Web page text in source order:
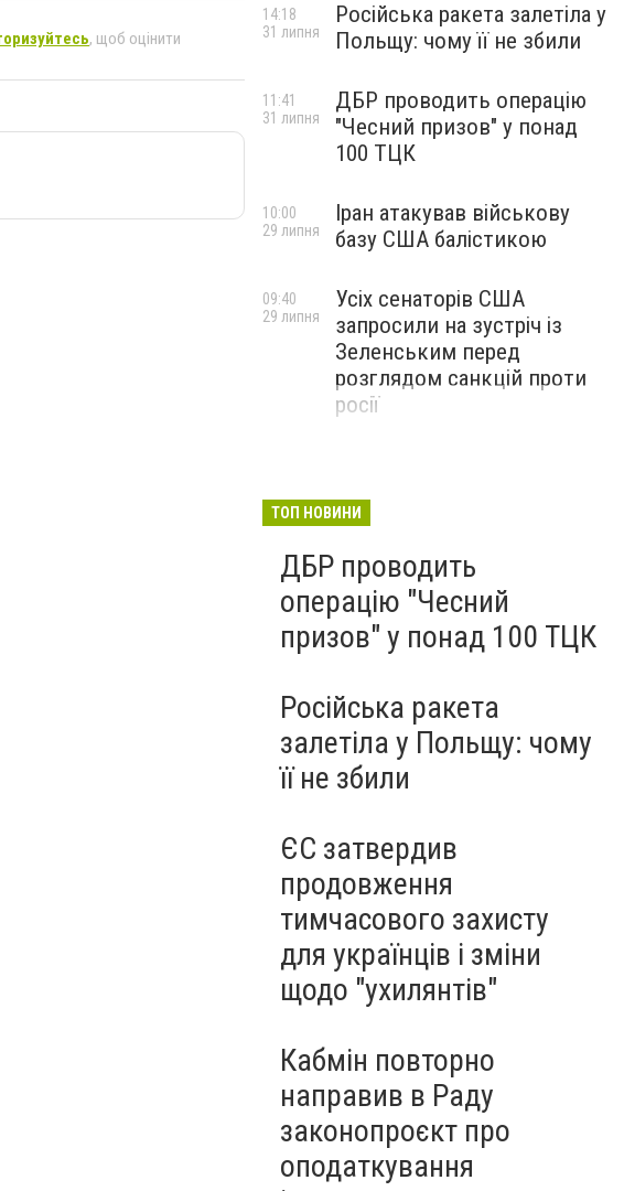
, щоб оцінити
Російська ракета залетіла у
Польщу: чому її не збили
14:18
31 липня
ДБР проводить операцію
"Чесний призов" у понад
100 ТЦК
11:41
31 липня
Іран атакував військову
базу США балістикою
10:00
29 липня
Усіх сенаторів США
запросили на зустріч із
Зеленським перед
розглядом санкцій проти
росії
09:40
29 липня
ТОП НОВИНИ
ДБР проводить
операцію "Чесний
призов" у понад 100 ТЦК
Російська ракета
залетіла у Польщу: чому
її не збили
ЄС затвердив
продовження
тимчасового захисту
для українців і зміни
щодо "ухилянтів"
Кабмін повторно
направив в Раду
законопроєкт про
оподаткування